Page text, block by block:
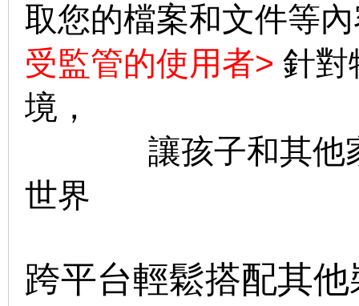
取您的檔案和文件等
受監管的使用者> 針對
境，
讓孩子和其他家
世界
跨平台輕鬆搭配其